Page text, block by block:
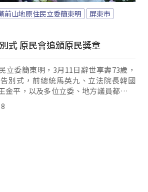
前山地原住民立委簡東明
屏東市
式 原民會追頒原民獎章
立委簡東明，3月11日辭世享壽73歲，
別式，前總統馬英九、立法院長韓國
金平，以及多位立委、地方議員都到場
年致力推動，原住民族權利相關法案，
發一等原住民族獎章，表彰他對原住民